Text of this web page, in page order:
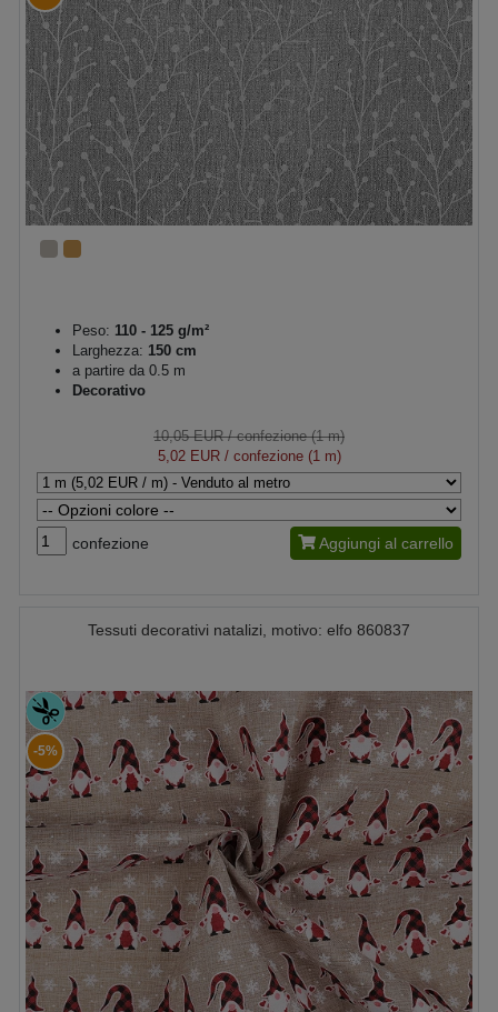
Peso: 110 - 125 g/m²
Larghezza: 150 cm
a partire da 0.5 m
Decorativo
10,05 EUR/ confezione (1 m)
5,02 EUR/ confezione (1 m)
confezione Aggiungi al carrello
Tessuti decorativi natalizi, motivo: elfo 860837
-5%